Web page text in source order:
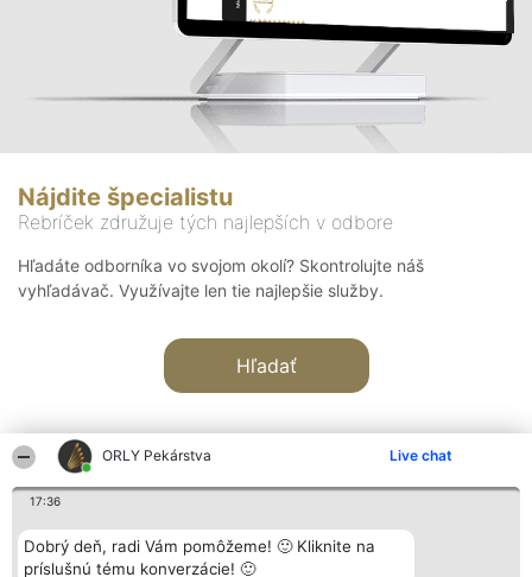
ORLY Pekárstva Live chat
17:36
Dobrý deň, radi Vám pomôžeme! 🙂 Kliknite na
príslušnú tému konverzácie! 🙂
Nájdite špecialistu
Rebríček združuje tých najlepších v odbore
Hľadáte odborníka vo svojom okolí? Skontrolujte náš
vyhľadávač. Využívajte len tie najlepšie služby.
Hľadať
Organizátor hodnotenia
Bright Side Solutions sp. z o.
Hodnotenie
Laureáti
Kontakt
Kontakt